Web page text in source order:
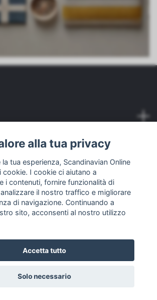
2026 Scandinavian Online Store
alla tua privacy
la tua esperienza, Scandinavian Online
cookie. I cookie ci aiutano a
i contenuti, fornire funzionalità di
il nostro traffico e migliorare
di navigazione. Continuando a
sito, acconsenti al nostro utilizzo
Accetta tutto
Solo necessario